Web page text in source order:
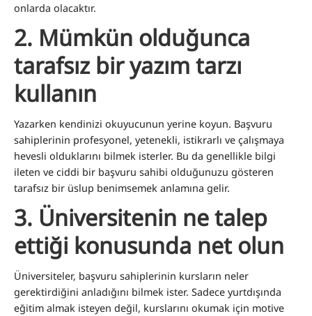
onlarda olacaktır.
2. Mümkün olduğunca
tarafsız bir yazım tarzı
kullanın
Yazarken kendinizi okuyucunun yerine koyun. Başvuru
sahiplerinin profesyonel, yetenekli, istikrarlı ve çalışmaya
hevesli olduklarını bilmek isterler. Bu da genellikle bilgi
ileten ve ciddi bir başvuru sahibi olduğunuzu gösteren
tarafsız bir üslup benimsemek anlamına gelir.
3. Üniversitenin ne talep
ettiği konusunda net olun
Üniversiteler, başvuru sahiplerinin kursların neler
gerektirdiğini anladığını bilmek ister. Sadece yurtdışında
eğitim almak isteyen değil, kurslarını okumak için motive